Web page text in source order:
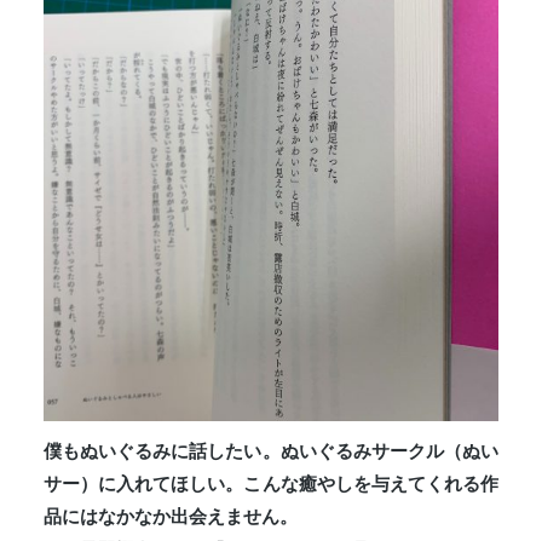
僕もぬいぐるみに話したい。ぬいぐるみサークル（ぬい
サー）に入れてほしい。こんな癒やしを与えてくれる作
品にはなかなか出会えません。